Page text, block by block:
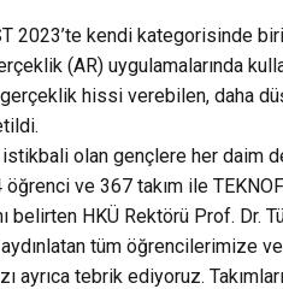
2023’te kendi kategorisinde
(AR) uygulamalarında
hissi verebilen, daha
istikbali olan gençlere her daim
öğrenci ve 367 takım ile
belirten HKÜ Rektörü Prof. Dr.
tüm öğrencilerimize
ayrıca tebrik ediyoruz.